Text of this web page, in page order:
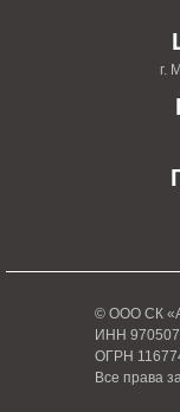
© ООО СК
ИНН
ОГРН
Все права
г.